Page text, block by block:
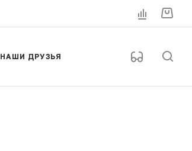
НАШИ ДРУЗЬЯ